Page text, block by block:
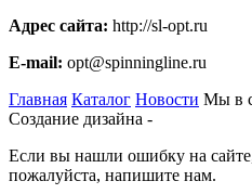
Адрес сайта: http://sl-opt.ru
E-mail: opt@spinningline.ru
Главная Каталог Новости Мы в
Создание дизайна -
Если вы нашли ошибку на
пожалуйста, напишите нам.